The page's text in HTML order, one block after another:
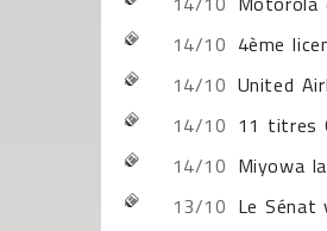
14/10 4ème
14/10 United
14/10 11 titres
14/10 Miyowa
13/10 Le Sénat